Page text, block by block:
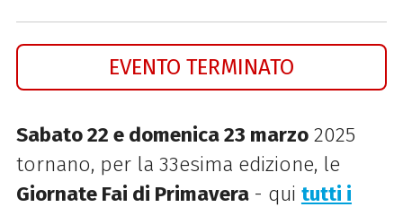
EVENTO TERMINATO
Sabato 22 e domenica 23 marzo2025
tornano, per la 33esima edizione, le
Giornate Fai di Primavera - qui tutti i